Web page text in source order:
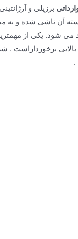
برزیلی و
آن ناشی شده و به
شود. یکی از
برخورداراست .
.